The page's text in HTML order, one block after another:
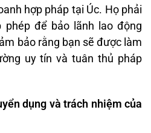
hợp pháp tại Úc. Họ phải
để bảo lãnh lao động
bảo rằng bạn sẽ được làm
uy tín và tuân thủ pháp
dụng và trách nhiệm của